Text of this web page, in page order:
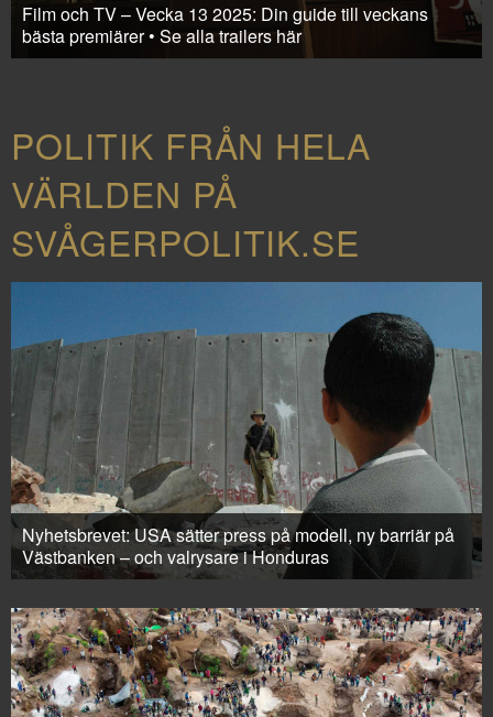
Film och TV – Vecka 13 2025: Din guide till veckans
bästa premiärer • Se alla trailers här
POLITIK FRÅN HELA
VÄRLDEN PÅ
SVÅGERPOLITIK.SE
Nyhetsbrevet: USA sätter press på modell, ny barriär på
Västbanken – och valrysare i Honduras